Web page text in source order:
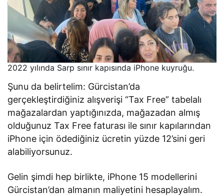
2022 yılında Sarp sınır kapısında iPhone kuyruğu.
Şunu da belirtelim: Gürcistan’da
gerçekleştirdiğiniz alışverişi “Tax Free” tabelalı
mağazalardan yaptığınızda, mağazadan almış
olduğunuz Tax Free faturası ile sınır kapılarından
iPhone için ödediğiniz ücretin yüzde 12’sini geri
alabiliyorsunuz.
Gelin şimdi hep birlikte, iPhone 15 modellerini
Gürcistan’dan almanın maliyetini hesaplayalım.